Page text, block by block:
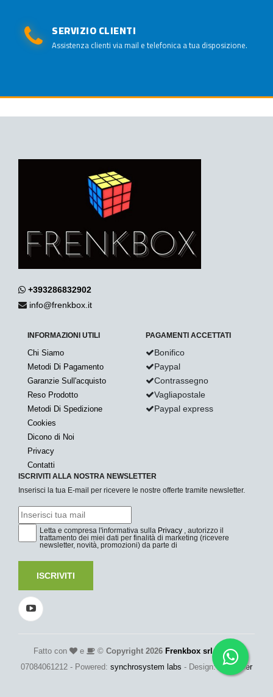
SERVIZIO CLIENTI
Assistenza clienti via mail e telefonica a tua disposizione.
+393286832902
info@frenkbox.it
INFORMAZIONI UTILI
Chi Siamo
Metodi Di Pagamento
Garanzie Sull'acquisto
Reso Prodotto
Metodi Di Spedizione
Cookies
Dicono di Noi
Privacy
Contatti
PAGAMENTI ACCETTATI
Bonifico
Paypal
Contrassegno
Vagliapostale
Paypal express
ISCRIVITI ALLA NOSTRA NEWSLETTER
Inserisci la tua E-mail per ricevere le nostre offerte tramite newsletter.
Letta e compresa l'informativa sulla Privacy , autorizzo il
trattamento dei miei dati per finalità di marketing (ricevere
newsletter, novità, promozioni) da parte di
ISCRIVITI
Fatto con e © Copyright 2026 Frenkbox srl- P.Iva:
07084061212 - Powered: synchrosystem labs - Design: adesigner